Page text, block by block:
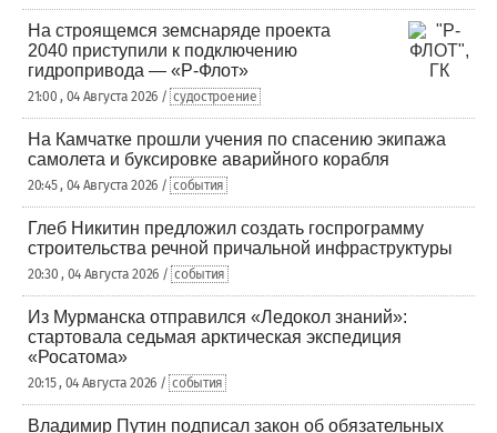
На строящемся земснаряде проекта
2040 приступили к подключению
гидропривода — «Р-Флот»
21:00 , 04 Августа 2026 / судостроение
На Камчатке прошли учения по спасению экипажа
самолета и буксировке аварийного корабля
20:45 , 04 Августа 2026 / события
Глеб Никитин предложил создать госпрограмму
строительства речной причальной инфраструктуры
20:30 , 04 Августа 2026 / события
Из Мурманска отправился «Ледокол знаний»:
стартовала седьмая арктическая экспедиция
«Росатома»
20:15 , 04 Августа 2026 / события
Владимир Путин подписал закон об обязательных